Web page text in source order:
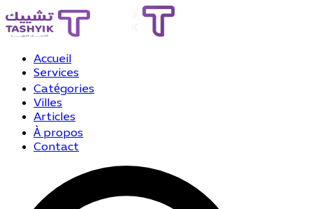
Accueil
Services
Catégories
Villes
Articles
À propos
Contact